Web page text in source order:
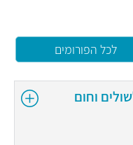
לכל הפורומים
וחום